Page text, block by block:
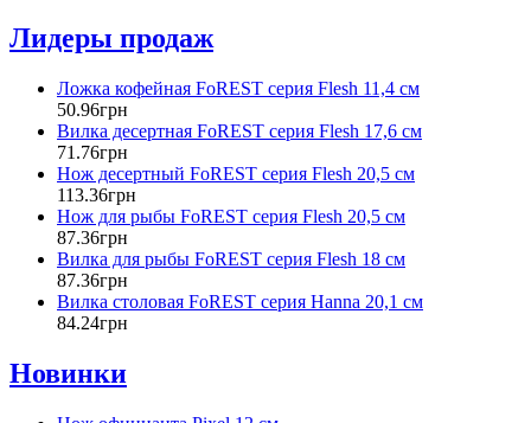
Лидеры продаж
Ложка кофейная FoREST серия Flesh 11,4 см
50.96грн
Вилка десертная FoREST серия Flesh 17,6 см
71 .76грн
Нож десертный FoREST серия Flesh 20,5 см
113.36грн
Нож для рыбы FoREST серия Flesh 20,5 см
87.36грн
Вилка для рыбы FoREST серия Flesh 18 см
87.36грн
Вилка столовая FoREST серия Hanna 20,1 см
84.24грн
Новинки